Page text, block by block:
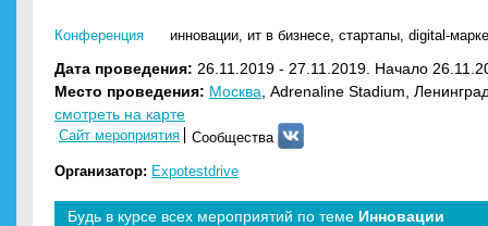
Конференция инновации, ит в бизнесе, стартапы, digital-
Дата проведения: 26.11.2019 - 27.11.2019. Начало
Место проведения: Москва , Adrenaline Stadium,
смотреть на карте
Сайт мероприятия Сообщества
Организатор: Expotestdrive
Будь в курсе всех мероприятий по теме Инновации